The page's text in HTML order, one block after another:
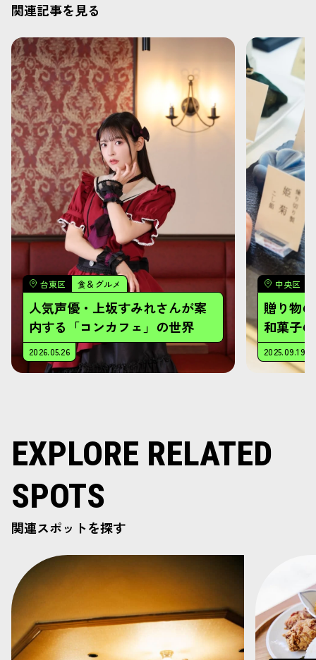
関連記事を見る
EXPLORE RELATED
SPOTS
関連スポットを探す